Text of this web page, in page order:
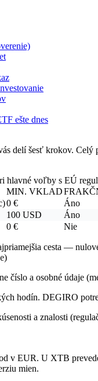
ešte dnes
delí šesť krokov. Celý
hlavné voľby s EÚ
MIN. VKLAD
0 € Áno
100 USD Áno
0 € Nie
cesta —
číslo a osobné údaje
hodín. DEGIRO
a znalosti
v EUR. U XTB
mien.